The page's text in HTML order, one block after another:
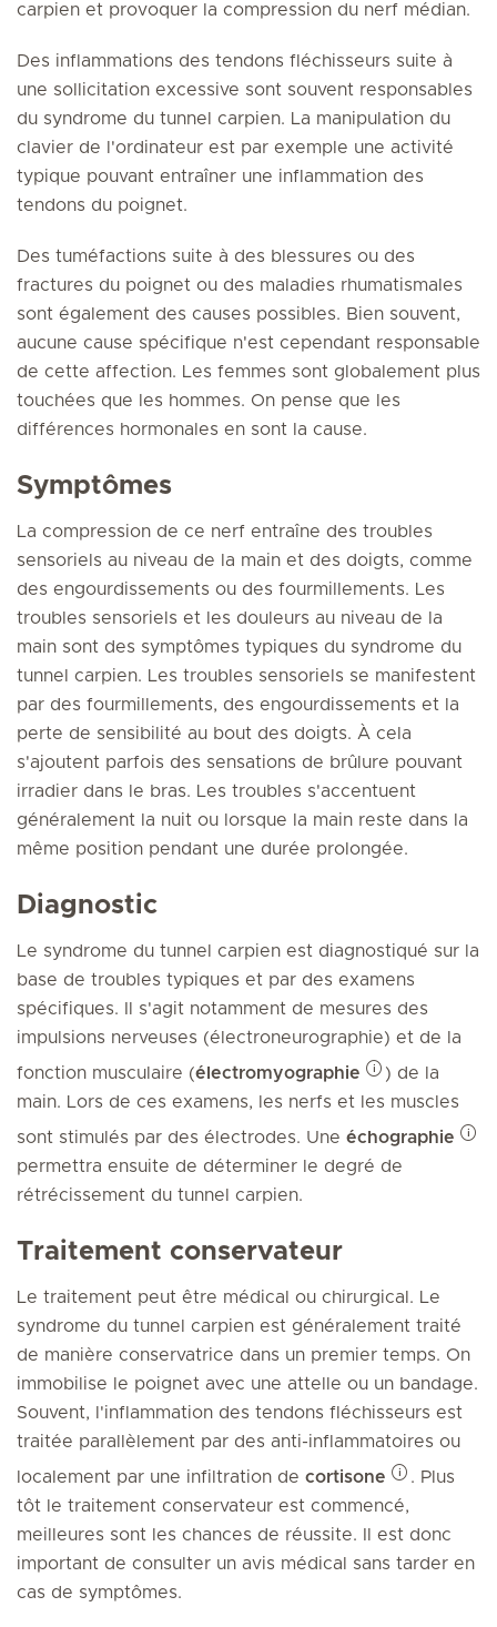
carpien et provoquer la compression du nerf médian.
Des inflammations des tendons fléchisseurs suite à
une sollicitation excessive sont souvent responsables
du syndrome du tunnel carpien. La manipulation du
clavier de l'ordinateur est par exemple une activité
typique pouvant entraîner une inflammation des
tendons du poignet.
Des tuméfactions suite à des blessures ou des
fractures du poignet ou des maladies rhumatismales
sont également des causes possibles. Bien souvent,
aucune cause spécifique n'est cependant responsable
de cette affection. Les femmes sont globalement plus
touchées que les hommes. On pense que les
différences hormonales en sont la cause.
Symptômes
La compression de ce nerf entraîne des troubles
sensoriels au niveau de la main et des doigts, comme
des engourdissements ou des fourmillements. Les
troubles sensoriels et les douleurs au niveau de la
main sont des symptômes typiques du syndrome du
tunnel carpien. Les troubles sensoriels se manifestent
par des fourmillements, des engourdissements et la
perte de sensibilité au bout des doigts. À cela
s'ajoutent parfois des sensations de brûlure pouvant
irradier dans le bras. Les troubles s'accentuent
généralement la nuit ou lorsque la main reste dans la
même position pendant une durée prolongée.
Diagnostic
Le syndrome du tunnel carpien est diagnostiqué sur la
base de troubles typiques et par des examens
spécifiques. Il s'agit notamment de mesures des
impulsions nerveuses (électroneurographie) et de la
fonction musculaire (électromyographie
) de la
main. Lors de ces examens, les nerfs et les muscles
sont stimulés par des électrodes. Une échographie
permettra ensuite de déterminer le degré de
rétrécissement du tunnel carpien.
Traitement conservateur
Le traitement peut être médical ou chirurgical. Le
syndrome du tunnel carpien est généralement traité
de manière conservatrice dans un premier temps. On
immobilise le poignet avec une attelle ou un bandage.
Souvent, l'inflammation des tendons fléchisseurs est
traitée parallèlement par des anti-inflammatoires ou
localement par une infiltration de cortisone
. Plus
tôt le traitement conservateur est commencé,
meilleures sont les chances de réussite. Il est donc
important de consulter un avis médical sans tarder en
cas de symptômes.